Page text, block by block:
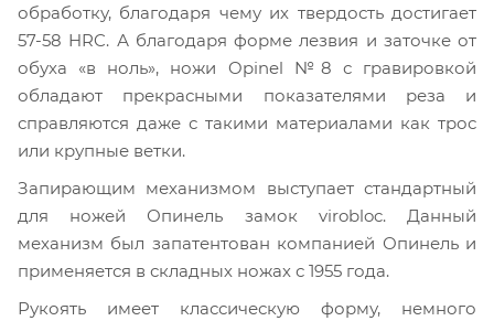
обработку, благодаря чему их твердость достигает
57-58 HRC. А благодаря форме лезвия и заточке от
обуха «в ноль», ножи Opinel №8 с гравировкой
обладают прекрасными показателями реза и
справляются даже с такими материалами как трос
или крупные ветки.
Запирающим механизмом выступает стандартный
для ножей Опинель замок virobloc. Данный
механизм был запатентован компанией Опинель и
применяется в складных ножах с 1955 года.
Рукоять имеет классическую форму, немного